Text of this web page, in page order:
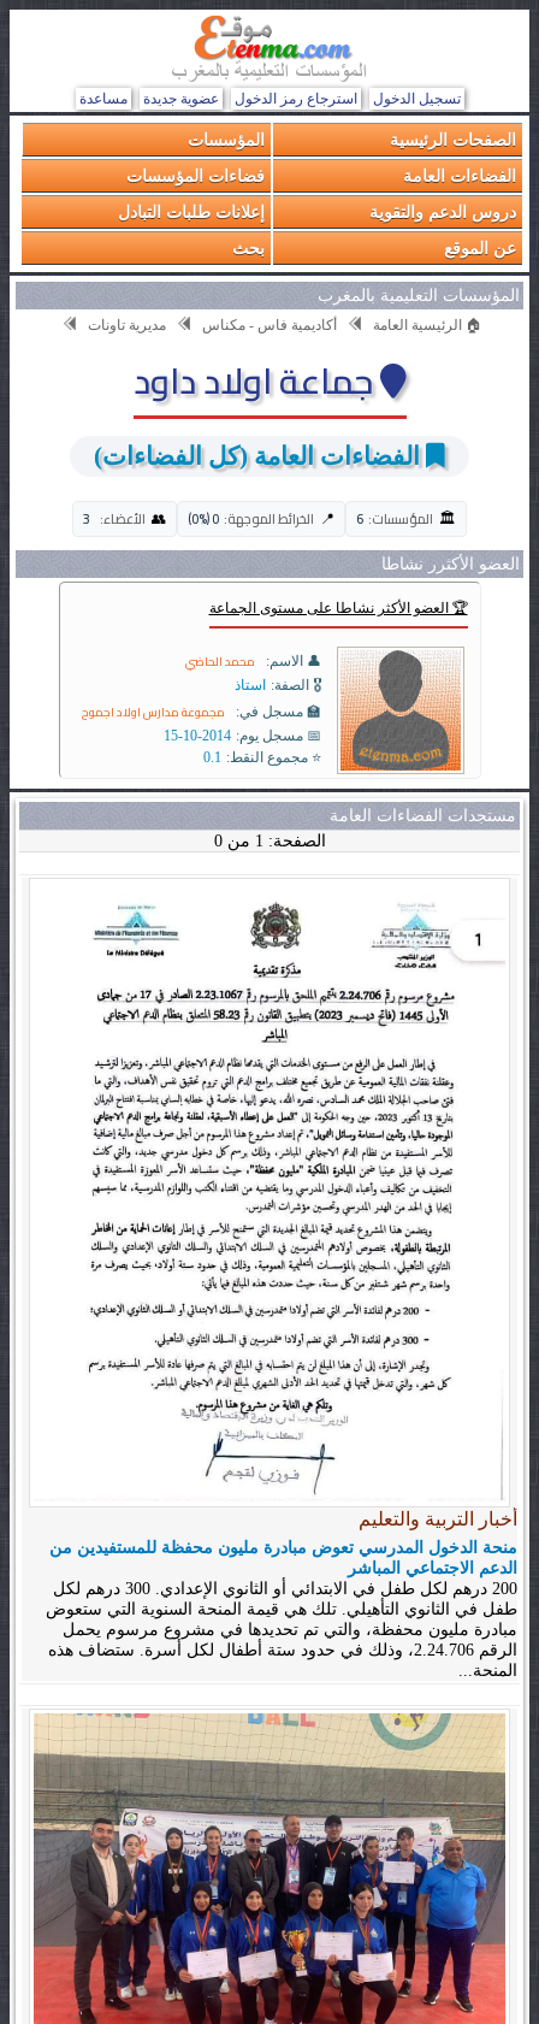
تسجيل الدخول استرجاع رمز الدخول عضوية جديدة مساعدة
الصفحات الرئيسية
المؤسسات
الفضاءات العامة
فضاءات المؤسسات
دروس الدعم والتقوية
إعلانات طلبات التبادل
عن الموقع
بحث
المؤسسات التعليمية بالمغرب
🏠 الرئيسية العامة أكاديمية فاس - مكناس مديرية تاونات
جماعة اولاد داود
الفضاءات العامة (كل الفضاءات)
🏛️ المؤسسات: 6
📍 الخرائط الموجهة: 0 (0%)
👥 الأعضاء: 3
العضو الأكثرر نشاطا
🏆 العضو الأكثر نشاطا على مستوى الجماعة
👤 الاسم: محمد الحاضي
🎖️ الصفة: استاذ
🏫 مسجل في:
مجموعة مدارس اولاد اجموح
📅 مسجل يوم: 2014-10-15
⭐ مجموع النقط: 0.1
مستجدات الفضاءات العامة
الصفحة: 1 من 0
أخبار التربية والتعليم
منحة الدخول المدرسي تعوض مبادرة مليون محفظة للمستفيدين من
الدعم الاجتماعي المباشر
200 درهم لكل طفل في الابتدائي أو الثانوي الإعدادي. 300 درهم لكل
طفل في الثانوي التأهيلي. تلك هي قيمة المنحة السنوية التي ستعوض
مبادرة مليون محفظة، والتي تم تحديدها في مشروع مرسوم يحمل
الرقم 2.24.706، وذلك في حدود ستة أطفال لكل أسرة. ستضاف هذه
المنحة...